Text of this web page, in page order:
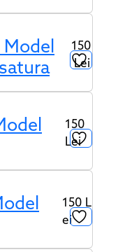
150
Lei
150
Lei
150 L
Ei